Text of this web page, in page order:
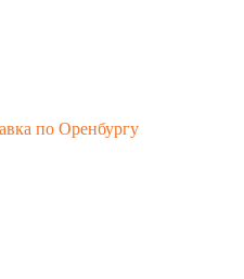
🚀 Доставка по Оренбургу